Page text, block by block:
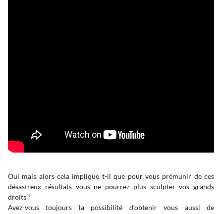
Oui mais alors cela implique t-il que pour vous prémunir de ces
désastreux résultats vous ne pourrez plus sculpter vos grands
droits ?
Avez-vous toujours la possibilité d’obtenir vous aussi de